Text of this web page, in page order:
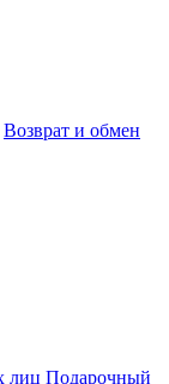
Возврат и обмен
лиц Подарочный